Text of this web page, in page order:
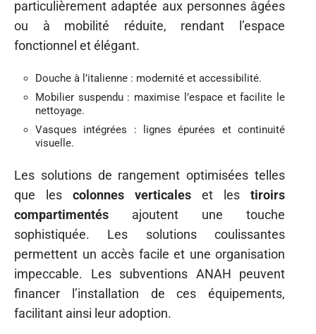
particulièrement adaptée aux personnes âgées
ou à mobilité réduite, rendant l’espace
fonctionnel et élégant.
Douche à l’italienne : modernité et accessibilité.
Mobilier suspendu : maximise l’espace et facilite le
nettoyage.
Vasques intégrées : lignes épurées et continuité
visuelle.
Les solutions de rangement optimisées telles
que les colonnes verticales et les tiroirs
compartimentés ajoutent une touche
sophistiquée. Les solutions coulissantes
permettent un accès facile et une organisation
impeccable. Les subventions ANAH peuvent
financer l’installation de ces équipements,
facilitant ainsi leur adoption.